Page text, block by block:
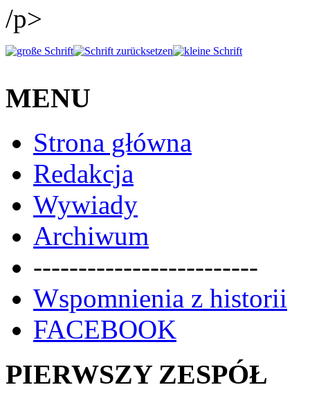
/p>
MENU
Strona główna
Redakcja
Wywiady
Archiwum
-------------------------
Wspomnienia z historii
FACEBOOK
PIERWSZY ZESPÓŁ